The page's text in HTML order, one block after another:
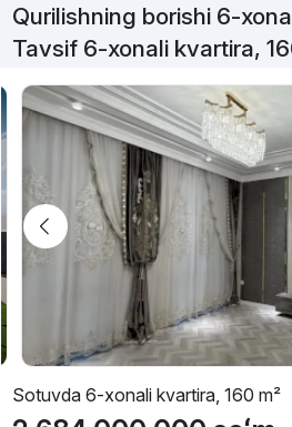
Qurilishning borishi 6-
Tavsif 6-xonali kvartira,
Sotuvda 6-xonali kvartira, 160 m²